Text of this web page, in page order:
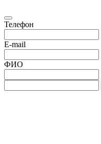
Телефон
E-mail
ФИО